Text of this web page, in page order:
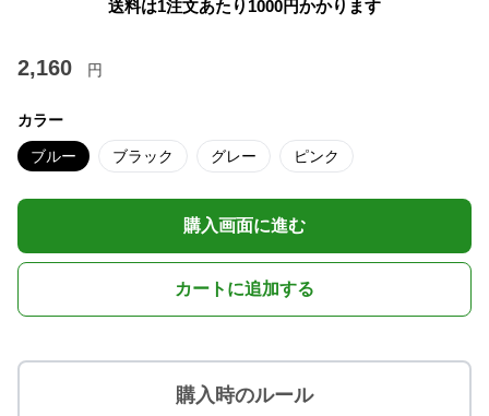
送料は1注文あたり 1000円かかります
2,160 円
カラー
ブルー ブラック グレー ピンク
購入画面に進む
カートに追加する
購入時のルール